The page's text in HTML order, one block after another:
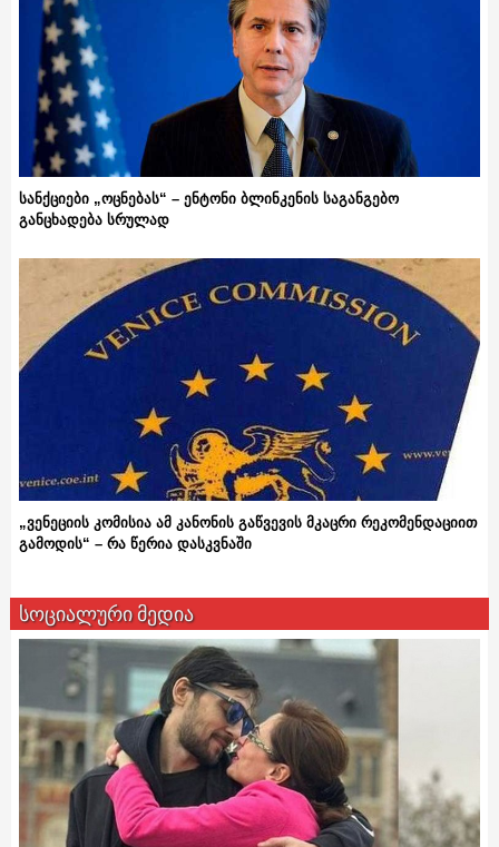
სანქციები „ოცნებას“ – ენტონი ბლინკენის საგანგებო
განცხადება სრულად
„ვენეციის კომისია ამ კანონის გაწვევის მკაცრი რეკომენდაციით
გამოდის“ – რა წერია დასკვნაში
სოციალური მედია